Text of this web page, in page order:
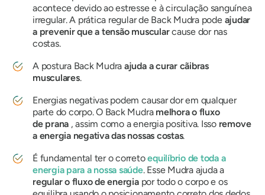
acontece devido ao estresse e à circulação sanguínea
irregular. A prática regular de BackMudrapode ajudar
a prevenir que a tensão muscularcause dor nas
costas.
A postura Back Mudra ajuda a curar cãibras
musculares.
Energias negativas podem causar dor em qualquer
parte do corpo. O BackMudra melhora o fluxo
de prana , assim como a energia positiva. Isso remove
a energia negativadas nossas costas.
É fundamental ter o corretoequilíbrio de toda a
energia para a nossa saúde. Esse Mudraajuda a
regular o fluxo de energiapor todo o corpo e os